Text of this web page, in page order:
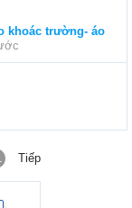
khoác trường- áo
Tiếp